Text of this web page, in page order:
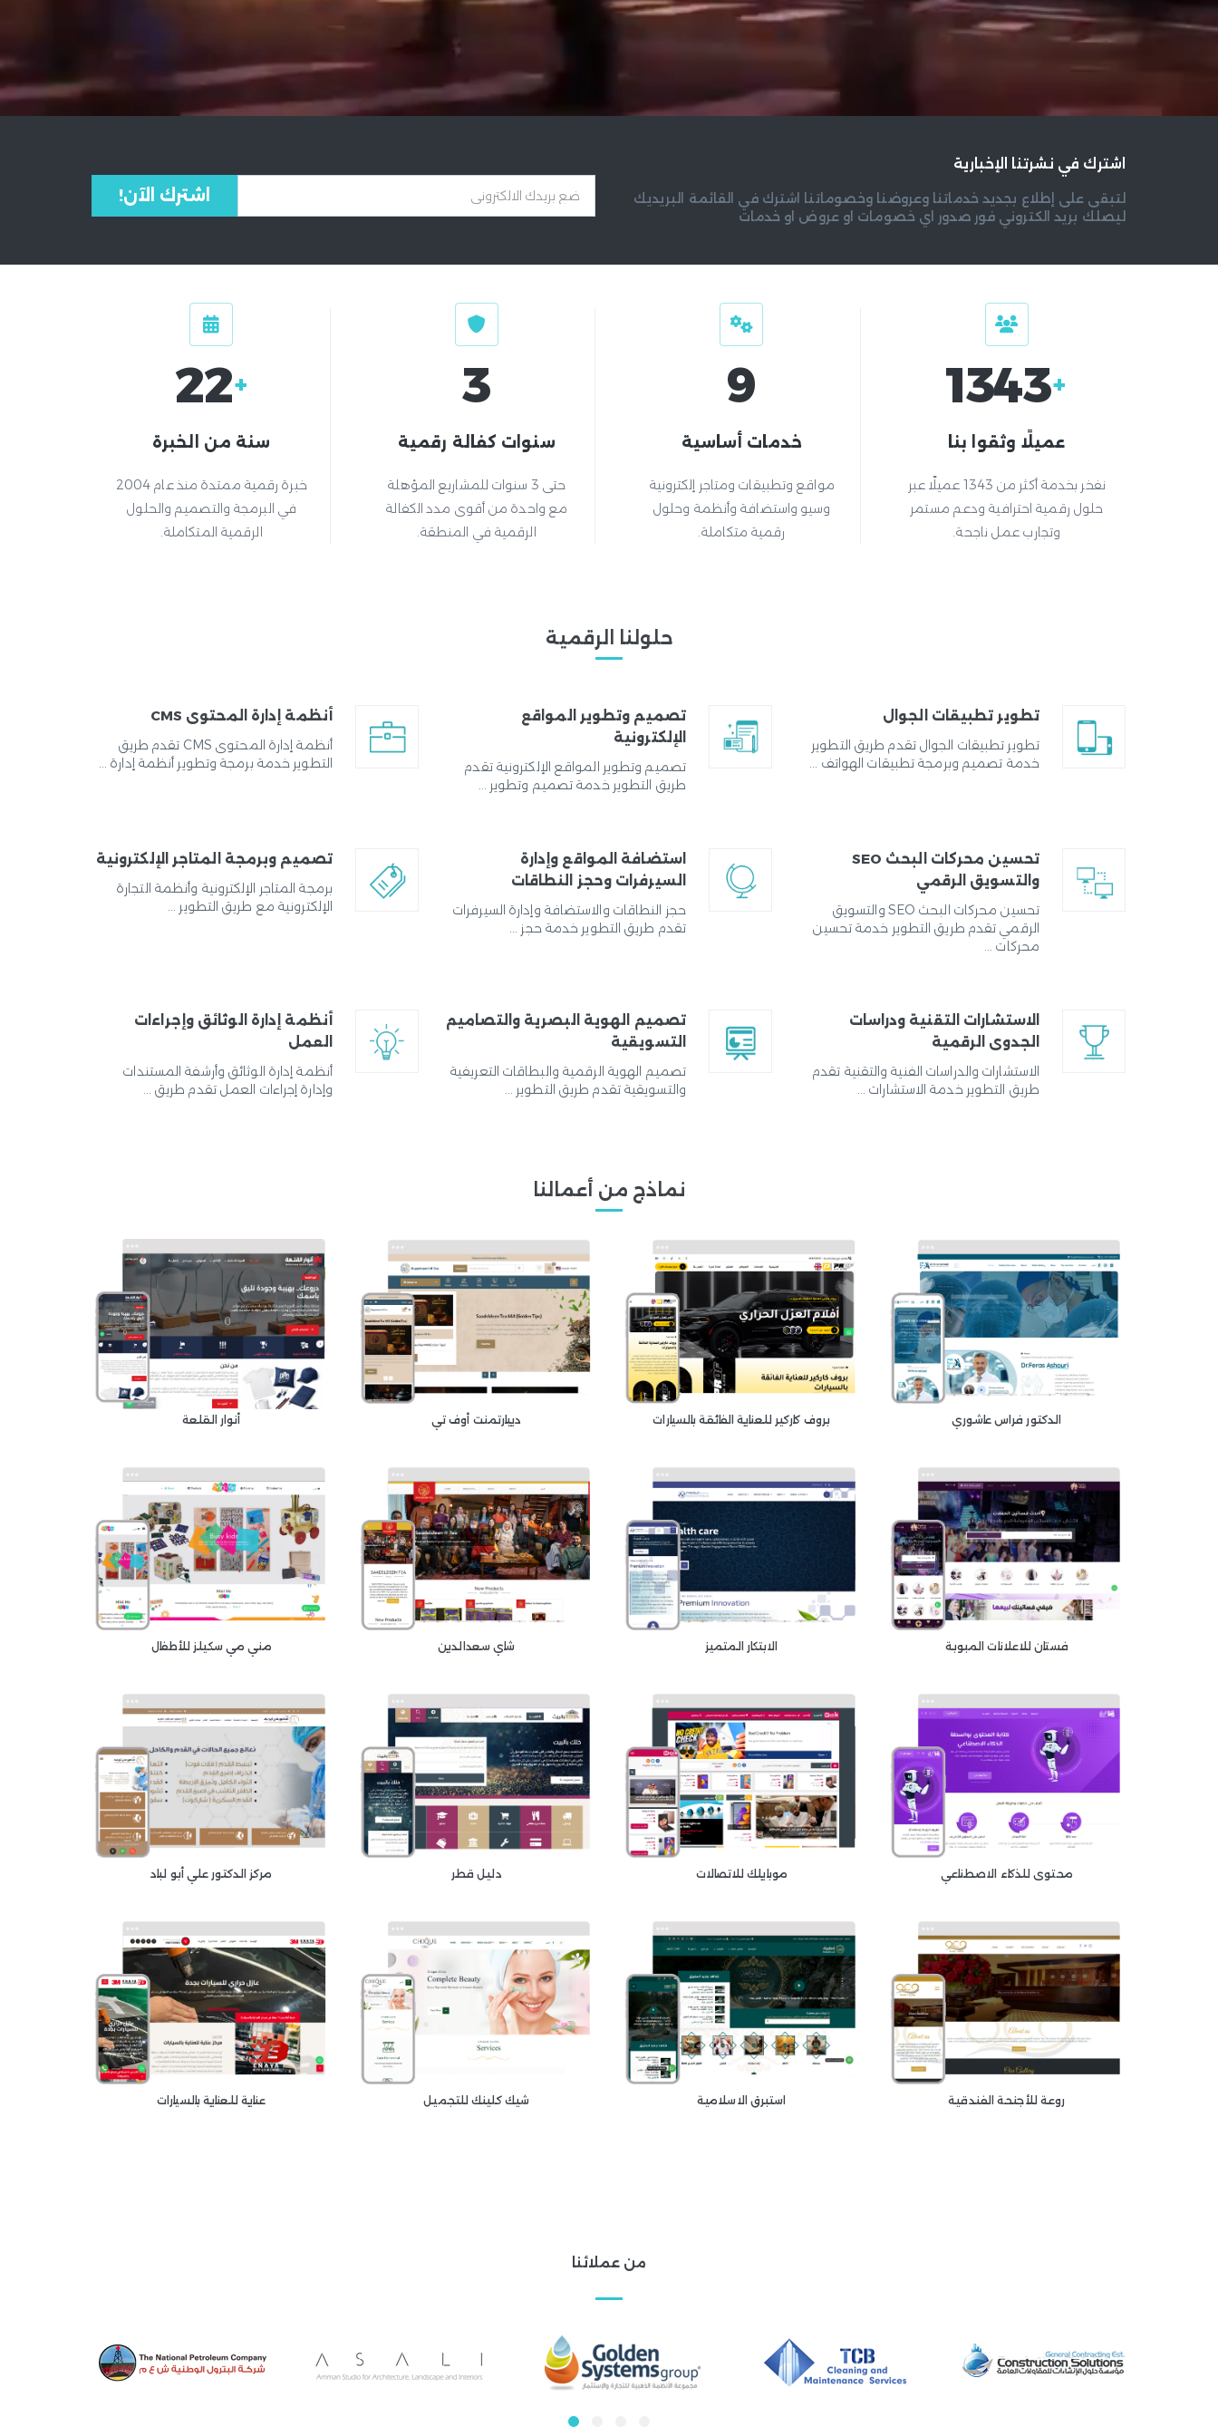
اشترك الآن!
اشترك في نشرتنا الإخبارية
لتبقى على إطلاع بجديد خدماتنا وعروضنا وخصوماتنا اشترك في القائمة البريديك
ليصلك بريد الكتروني فور صدور اي خصومات او عروض او خدمات
22+
سنة من الخبرة
خبرة رقمية ممتدة منذ عام 2004
في البرمجة والتصميم والحلول
الرقمية المتكاملة.
3
سنوات كفالة رقمية
حتى 3 سنوات للمشاريع المؤهلة
مع واحدة من أقوى مدد الكفالة
الرقمية في المنطقة.
9
خدمات أساسية
مواقع وتطبيقات ومتاجر إلكترونية
وسيو واستضافة وأنظمة وحلول
رقمية متكاملة.
1343+
عميلًا وثقوا بنا
نفخر بخدمة أكثر من 1343 عميلًا عبر
حلول رقمية احترافية ودعم مستمر
وتجارب عمل ناجحة.
حلولنا الرقمية
أنظمة إدارة المحتوى CMS
أنظمة إدارة المحتوى CMS تقدم طريق
التطوير خدمة برمجة وتطوير أنظمة إدارة ...
تصميم وتطوير المواقع
الإلكترونية
تصميم وتطوير المواقع الإلكترونية تقدم
طريق التطوير خدمة تصميم وتطوير ...
تطوير تطبيقات الجوال
تطوير تطبيقات الجوال تقدم طريق التطوير
خدمة تصميم وبرمجة تطبيقات الهواتف ...
تصميم وبرمجة المتاجر الإلكترونية
برمجة المتاجر الإلكترونية وأنظمة التجارة
الإلكترونية مع طريق التطوير ...
استضافة المواقع وإدارة
السيرفرات وحجز النطاقات
حجز النطاقات والاستضافة وإدارة السيرفرات
تقدم طريق التطوير خدمة حجز ...
تحسين محركات البحث SEO
والتسويق الرقمي
تحسين محركات البحث SEO والتسويق
الرقمي تقدم طريق التطوير خدمة تحسين
محركات ...
أنظمة إدارة الوثائق وإجراءات
العمل
أنظمة إدارة الوثائق وأرشفة المستندات
وإدارة إجراءات العمل تقدم طريق ...
تصميم الهوية البصرية والتصاميم
التسويقية
تصميم الهوية الرقمية والبطاقات التعريفية
والتسويقية تقدم طريق التطوير ...
الاستشارات التقنية ودراسات
الجدوى الرقمية
الاستشارات والدراسات الفنية والتقنية تقدم
طريق التطوير خدمة الاستشارات ...
نماذج من أعمالنا
أنوار القلعة ديبارتمنت أوف تي بروف كاركير للعناية الفائقة بالسيارات الدكتور فراس عاشوري
مني مي سكيلز للأطفال شاي سعدالدين الابتكار المتميز فستان للاعلانات المبوبة
مركز الدكتور علي أبو لباد دليل قطر موبايلك للاتصالات محتوى للذكاء الاصطناعي
عناية للعناية بالسيارات شيك كلينك للتجميل استبرق الاسلامية روعة للأجنحة الفندقية
من عملائنا